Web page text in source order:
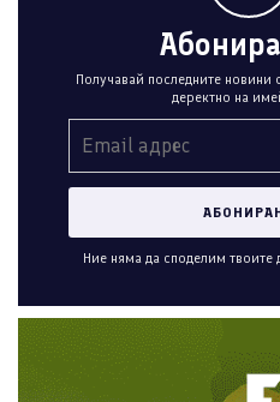
Получавай последните новини
деректно на
Ние няма да споделим твоите